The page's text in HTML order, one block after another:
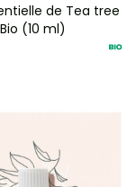
de Tea tree
(10 ml)